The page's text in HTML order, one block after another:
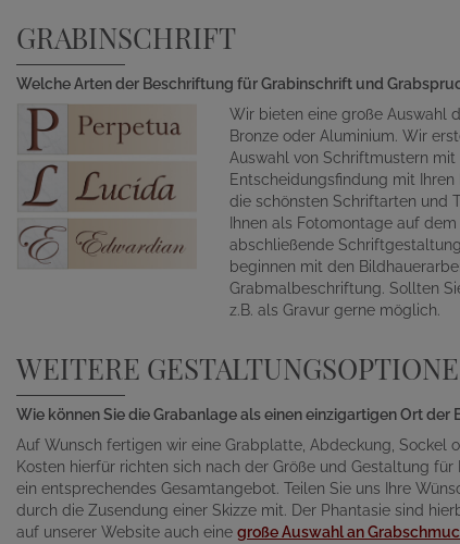
GRABINSCHRIFT
Welche Arten der Beschriftung für Grabinschrift und
Wir bieten eine große Auswahl
Bronze oder Aluminium. Wir
Auswahl von Schriftmustern
Entscheidungsfindung mit
die schönsten Schriftarten und
Ihnen als Fotomontage auf
abschließende
beginnen mit den
Grabmalbeschriftung. Sollten
z.B. als Gravur gerne möglich.
WEITERE
Wie können Sie die Grabanlage als einen einzigartigen Ort der
Auf Wunsch fertigen wir eine Grabplatte, Abdeckung, Sockel
Kosten hierfür richten sich nach der Größe und Gestaltung
ein entsprechendes Gesamtangebot. Teilen Sie uns Ihre
durch die Zusendung einer Skizze mit. Der Phantasie sind
auf unserer Website auch eine große Auswahl an